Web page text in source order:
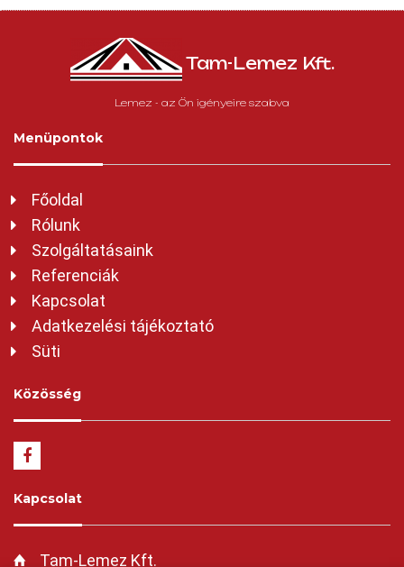
Tam-Lemez Kft.
Lemez - az Ön igényeire szabva
Menüpontok
Főoldal
Rólunk
Szolgáltatásaink
Referenciák
Kapcsolat
Adatkezelési tájékoztató
Süti
Közösség
Kapcsolat
Tam-Lemez Kft.